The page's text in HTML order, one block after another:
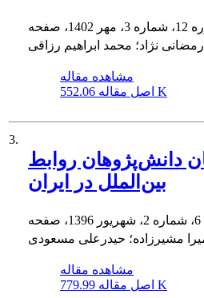
نژاد؛ محمد ابراهیم رزاقی
مشاهده مقاله
اصل مقاله 552.06 K
3.
دانش‌پژوهان روابط
بین‌الملل در ایران
مشیرزاده؛ حیدرعلی مسعودی
مشاهده مقاله
اصل مقاله 779.99 K